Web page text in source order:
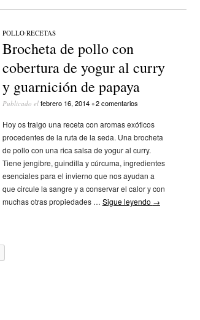
POLLO/RECETAS
Brocheta de pollo con
cobertura de yogur al curry
y guarnición de papaya
Publicado el febrero 16, 2014 •2 comentarios
Hoy os traigo una receta con aromas exóticos
procedentes de la ruta de la seda. Una brocheta
de pollo con una rica salsa de yogur al curry.
Tiene jengibre, guindilla y cúrcuma, ingredientes
esenciales para el invierno que nos ayudan a
que circule la sangre y a conservar el calor y con
muchas otras propiedades … Sigue leyendo →